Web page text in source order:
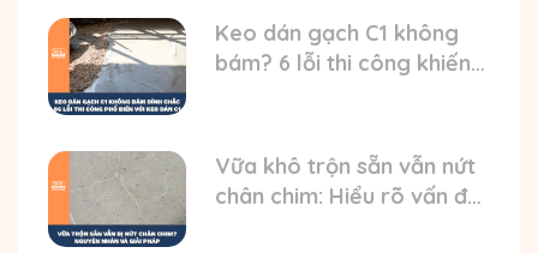
Keo dán gạch C1 không
bám? 6 lỗi thi công khiến
Vữa khô trộn sẵn vẫn nứt
chân chim: Hiểu rõ vấn đề